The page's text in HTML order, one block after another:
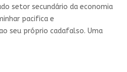
setor secundário da economia
pacifica e
seu próprio cadafalso. Uma